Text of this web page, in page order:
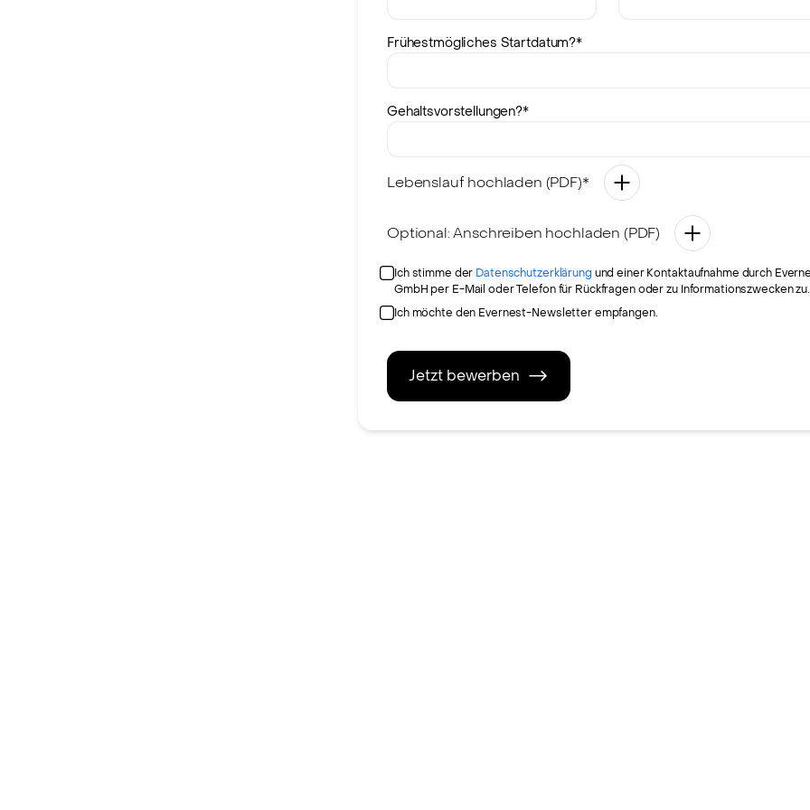
Frühestmögliches Startdatum?*
Gehaltsvorstellungen?*
Lebenslauf hochladen (PDF)*
Optional: Anschreiben hochladen (PDF)
Ich stimme der Datenschutzerklärung und einer Kontaktaufnahme durch
GmbH per E-Mail oder Telefon für Rückfragen oder zu Informationszwecken zu.
Ich möchte den Evernest-Newsletter empfangen.
Jetzt bewerben